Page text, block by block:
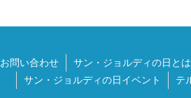
お問い合わせ サン・ジョルディの日とは
サン・ジョルディの日イベント
テ